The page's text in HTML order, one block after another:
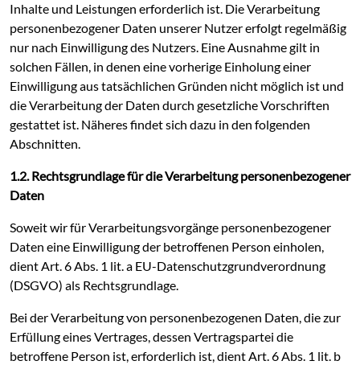
Inhalte und Leistungen erforderlich ist. Die Verarbeitung
personenbezogener Daten unserer Nutzer erfolgt regelmäßig
nur nach Einwilligung des Nutzers. Eine Ausnahme gilt in
solchen Fällen, in denen eine vorherige Einholung einer
Einwilligung aus tatsächlichen Gründen nicht möglich ist und
die Verarbeitung der Daten durch gesetzliche Vorschriften
gestattet ist. Näheres findet sich dazu in den folgenden
Abschnitten.
1.2. Rechtsgrundlage für die Verarbeitung personenbezogener
Daten
Soweit wir für Verarbeitungsvorgänge personenbezogener
Daten eine Einwilligung der betroffenen Person einholen,
dient Art. 6 Abs. 1 lit. a EU-Datenschutzgrundverordnung
(DSGVO) als Rechtsgrundlage.
Bei der Verarbeitung von personenbezogenen Daten, die zur
Erfüllung eines Vertrages, dessen Vertragspartei die
betroffene Person ist, erforderlich ist, dient Art. 6 Abs. 1 lit. b